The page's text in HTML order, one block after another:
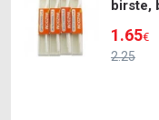
birste,
2.25
1.65€